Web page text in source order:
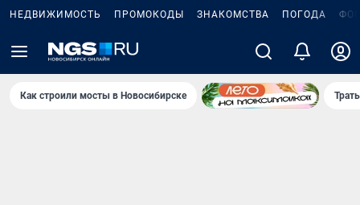
НЕДВИЖИМОСТЬ ПРОМОКОДЫ ЗНАКОМСТВА ПОГОДА
Как строили мосты в Новосибирске